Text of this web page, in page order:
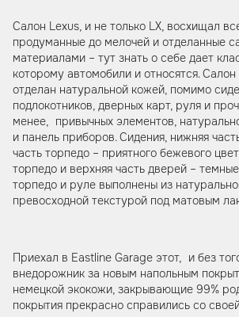
Салон Lexus, и не только LX, восхищал
продуманные до мелочей и отделанные
материалами – тут знать о себе дает
которому автомобили и относятся.
отделан натуральной кожей, помимо
подлокотников, дверных карт, руля и
менее, привычных элементов,
и панель приборов. Сидения, нижняя
часть торпедо – приятного бежевого
торпедо и верхняя часть дверей –
торпедо и руле выполнены из
превосходной текстурой под матовым
Приехал в Eastline Garage этот, и без
внедорожник за новым напольным
немецкой экокожи, закрывающие 99%
покрытия прекрасно справились со